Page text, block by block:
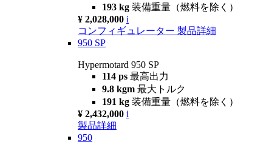
193 kg 装備重量（燃料を除く）
¥ 2,028,000 i
コンフィギュレーター 製品詳細
950 SP
Hypermotard 950 SP
114 ps 最高出力
9.8 kgm 最大トルク
191 kg 装備重量（燃料を除く）
¥ 2,432,000 i
製品詳細
950